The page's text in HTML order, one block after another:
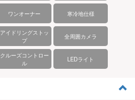
ワンオーナー 寒冷地仕様
アイドリングストッ
プ
全周囲カメラ
クルーズコントロー
ル
LEDライト